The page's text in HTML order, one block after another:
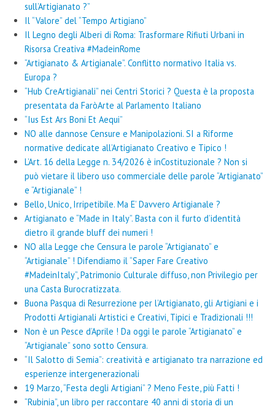
sull’Artigianato ?”
Il “Valore” del “Tempo Artigiano”
Il Legno degli Alberi di Roma: Trasformare Rifiuti Urbani in
Risorsa Creativa #MadeinRome
“Artigianato & Artigianale”. Conflitto normativo Italia vs.
Europa ?
“Hub CreArtigianali” nei Centri Storici ? Questa è la proposta
presentata da FaròArte al Parlamento Italiano
“Ius Est Ars Boni Et Aequi”
NO alle dannose Censure e Manipolazioni. SI a Riforme
normative dedicate all’Artigianato Creativo e Tipico !
L’Art. 16 della Legge n. 34/2026 è inCostituzionale ? Non si
può vietare il libero uso commerciale delle parole “Artigianato”
e “Artigianale” !
Bello, Unico, Irripetibile. Ma E’ Davvero Artigianale ?
Artigianato e “Made in Italy”. Basta con il furto d’identità
dietro il grande bluff dei numeri !
NO alla Legge che Censura le parole “Artigianato” e
“Artigianale” ! Difendiamo il “Saper Fare Creativo
#MadeinItaly”, Patrimonio Culturale diffuso, non Privilegio per
una Casta Burocratizzata.
Buona Pasqua di Resurrezione per l’Artigianato, gli Artigiani e i
Prodotti Artigianali Artistici e Creativi, Tipici e Tradizionali !!!
Non è un Pesce d’Aprile ! Da oggi le parole “Artigianato” e
“Artigianale” sono sotto Censura.
“Il Salotto di Semia”: creatività e artigianato tra narrazione ed
esperienze intergenerazionali
19 Marzo, “Festa degli Artigiani” ? Meno Feste, più Fatti !
“Rubinia”, un libro per raccontare 40 anni di storia di un